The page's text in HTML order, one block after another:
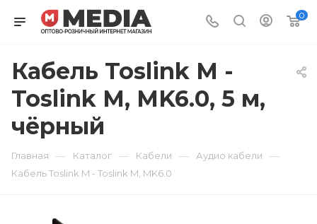
0
Кабель Toslink M -
Toslink M, MK6.0, 5 м,
чёрный
Главная — Каталог — Кабели — Аудио кабели —
Кабель Toslink M - Toslink M, MK6.0